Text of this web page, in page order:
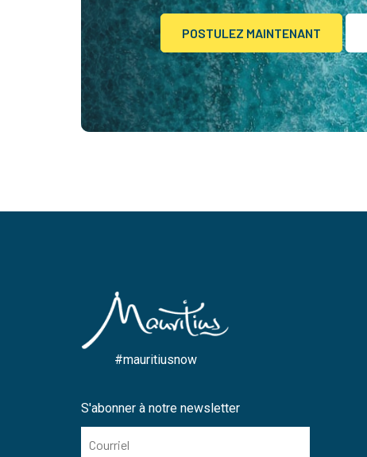
POSTULEZ MAINTENANT
#mauritiusnow
S'abonner à notre newsletter